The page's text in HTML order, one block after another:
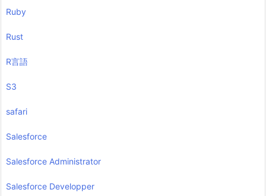
Ruby
Rust
R言語
S3
safari
Salesforce
Salesforce Administrator
Salesforce Developper